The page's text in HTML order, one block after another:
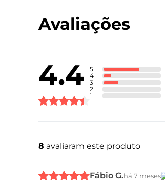
Avaliações
4.4 5
4
3
2
1
8 avaliaram este produto
Fábio G.há 7 meses